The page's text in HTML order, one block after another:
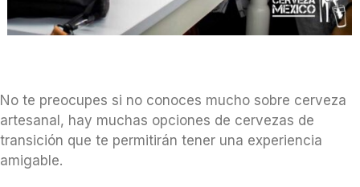
No te preocupes si no conoces mucho sobre cerveza
artesanal, hay muchas opciones de cervezas de
transición que te permitirán tener una experiencia
amigable.